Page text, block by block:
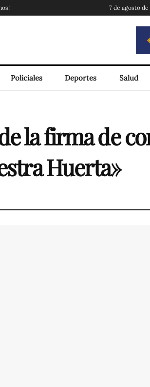
7 de agosto de
Policiales Deportes Salud
la firma de
Huerta»